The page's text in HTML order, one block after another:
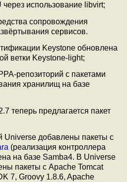
через использование libvirt;
сопровождения
сервисов.
Keystone обновлена
ветки Keystone-light;
репозиторий с пакетами
хранилищ на базе
теперь предлагается пакет
Universe добавлены пакеты с
(реализация контроллера
на базе Samba4. В Universe
пакеты с Apache Tomcat
7, Groovy 1.8.6, Apache